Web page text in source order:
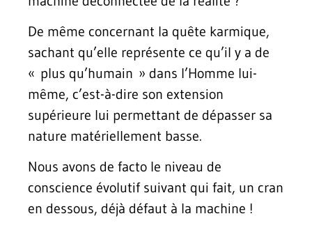
De même concernant la quête karmique,
sachant qu’elle représente ce qu’il y a de
« plus qu’humain » dans l’Homme lui-
même, c’est-à-dire son extension
supérieure lui permettant de dépasser sa
nature matériellement basse.
Nous avons de facto le niveau de
conscience évolutif suivant qui fait, un cran
en dessous, déjà défaut à la machine !